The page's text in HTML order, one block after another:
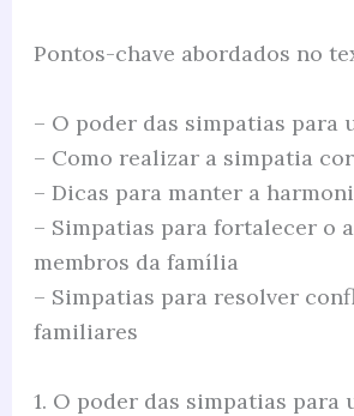
Pontos-chave abordados no
– O poder das simpatias para
– Como realizar a simpatia
– Dicas para manter a
– Simpatias para fortalecer o
membros da família
– Simpatias para resolver
familiares
1. O poder das simpatias para